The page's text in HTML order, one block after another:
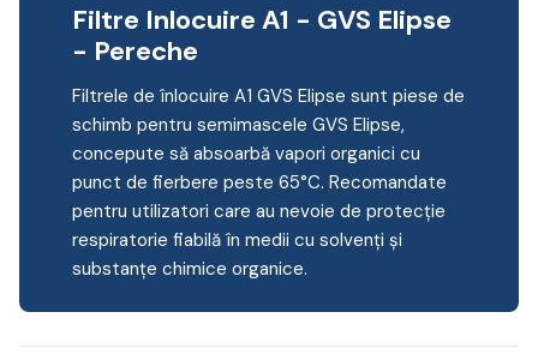
Filtre Inlocuire A1 - GVS Elipse
- Pereche
Filtrele de înlocuire A1 GVS Elipse sunt piese de
schimb pentru semimascele GVS Elipse,
concepute să absoarbă vapori organici cu
punct de fierbere peste 65°C. Recomandate
pentru utilizatori care au nevoie de protecție
respiratorie fiabilă în medii cu solvenți și
substanțe chimice organice.